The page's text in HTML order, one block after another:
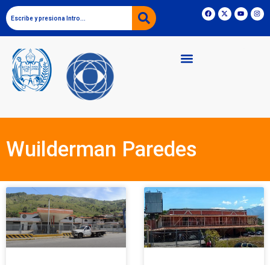
Wuilderman Paredes